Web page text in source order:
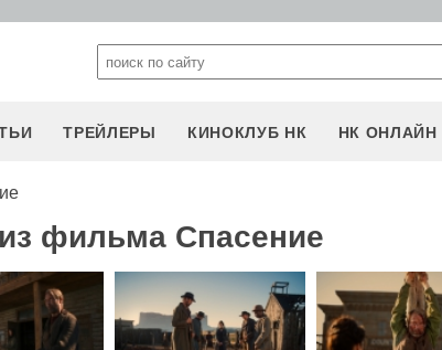
ТРЕЙЛЕРЫ КИНОКЛУБ НК НК ОНЛАЙН
фильма Спасение